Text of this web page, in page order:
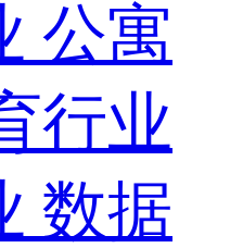
公寓
行业
数据